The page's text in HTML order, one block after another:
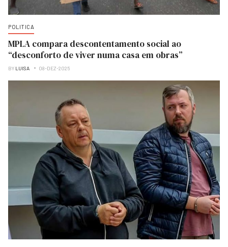
POLITICA
MPLA compara descontentamento social ao
“desconforto de viver numa casa em obras”
BY LUISA 08-DEZ-2025